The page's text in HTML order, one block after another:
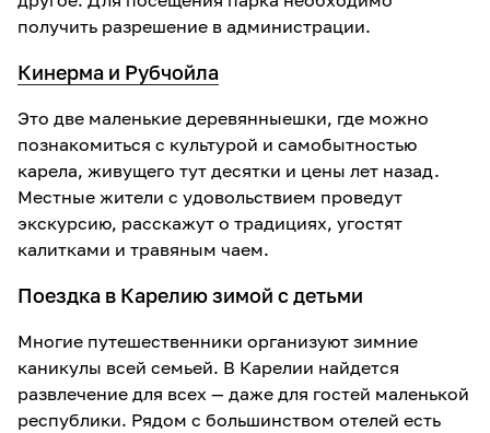
получить разрешение в администрации.
Кинерма и Рубчойла
Это две маленькие деревянныешки, где можно
познакомиться с культурой и самобытностью
карела, живущего тут десятки и цены лет назад.
Местные жители с удовольствием проведут
экскурсию, расскажут о традициях, угостят
калитками и травяным чаем.
Поездка в Карелию зимой с детьми
Многие путешественники организуют зимние
каникулы всей семьей. В Карелии найдется
развлечение для всех — даже для гостей маленькой
республики. Рядом с большинством отелей есть